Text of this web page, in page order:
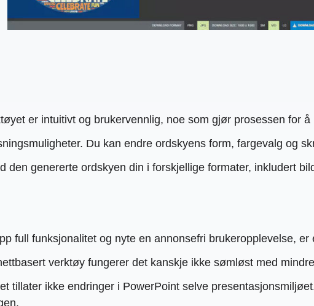
er intuitivt og brukervennlig, noe som gjør prosessen for
Du kan endre ordskyens form, fargevalg og
den genererte ordskyen din i forskjellige formater, inkludert
full funksjonalitet og nyte en annonsefri brukeropplevelse,
verktøy fungerer det kanskje ikke sømløst med
tillater ikke endringer i PowerPoint selve